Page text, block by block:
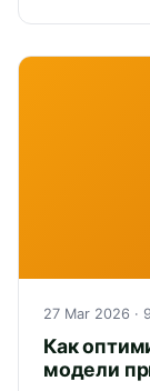
27 Mar 2026 ·
Как
модели